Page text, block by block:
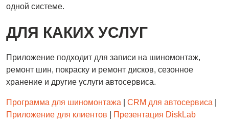
одной системе.
ДЛЯ КАКИХ УСЛУГ
Приложение подходит для записи на шиномонтаж,
ремонт шин, покраску и ремонт дисков, сезонное
хранение и другие услуги автосервиса.
Программа для шиномонтажа CRM для автосервиса
Приложение для клиентов
Презентация DiskLab